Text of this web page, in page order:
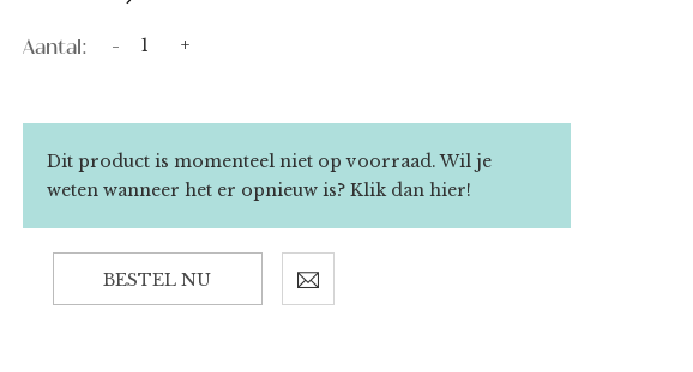
Aantal: - +
Dit product is momenteel niet op voorraad. Wil je
weten wanneer het er opnieuw is?Klik dan hier!
BESTEL NU